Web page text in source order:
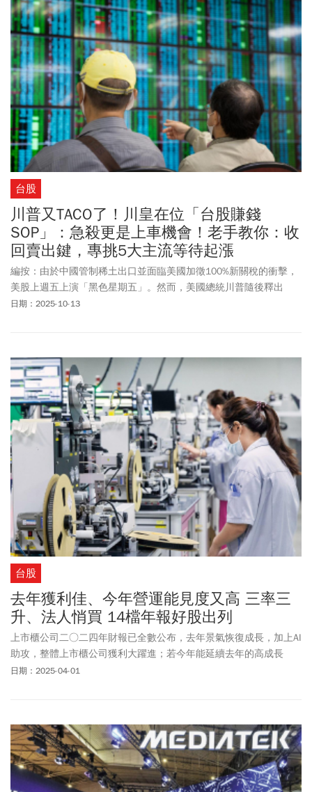
台股
川普又TACO了！川皇在位「台股賺錢
SOP」：急殺更是上車機會！老手教你：收
回賣出鍵，專挑5大主流等待起漲
編按：由於中國管制稀土出口並面臨美國加徵100%新關稅的衝擊，
美股上週五上演「黑色星期五」。然而，美國總統川普隨後釋出
「川習會」將如期舉行的消息，激勵美國股指期貨應聲反彈。受此
日期：2025-10-13
台股
去年獲利佳、今年營運能見度又高 三率三
升、法人悄買 14檔年報好股出列
上市櫃公司二○二四年財報已全數公布，去年景氣恢復成長，加上AI
助攻，整體上市櫃公司獲利大躍進；若今年能延續去年的高成長
者，更是難能可貴，值得長期追蹤。
日期：2025-04-01